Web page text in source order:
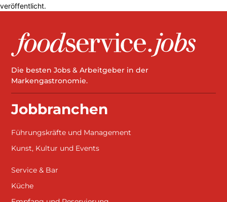
veröffentlicht.
Die besten Jobs & Arbeitgeber in der
Markengastronomie.
Jobbranchen
Führungskräfte und Management
Kunst, Kultur und Events
Service & Bar
Küche